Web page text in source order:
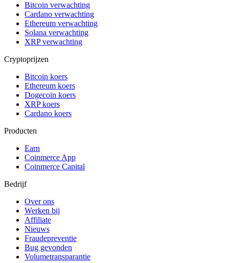
Bitcoin verwachting
Cardano verwachting
Ethereum verwachting
Solana verwachting
XRP verwachting
Cryptoprijzen
Bitcoin koers
Ethereum koers
Dogecoin koers
XRP koers
Cardano koers
Producten
Earn
Coinmerce App
Coinmerce Capital
Bedrijf
Over ons
Werken bij
Affiliate
Nieuws
Fraudepreventie
Bug gevonden
Volumetransparantie